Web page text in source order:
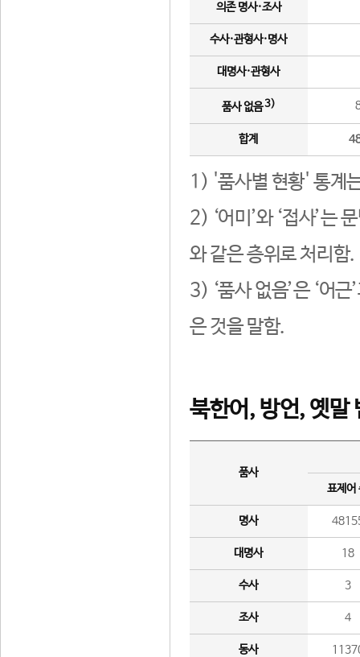
의존 명사·조사
수사·관형사·명사
대명사·관형사
품사 없음3)
합계
1) '품사별 현황' 통계
2) ‘어미’와 ‘접사’는
와 같은 층위로 처리함.
3) ‘품사 없음’은 ‘어
은 것을 말함.
북한어, 방언, 옛말
품사
표제어
명사
대명사 18
수사 3
조사 4
동사